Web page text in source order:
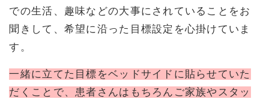
での生活、趣味などの大事にされていることをお
聞きして、希望に沿った目標設定を心掛けていま
す。
一緒に立てた目標をベッドサイドに貼らせていた
だくことで、患者さんはもちろんご家族やスタッ